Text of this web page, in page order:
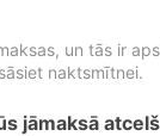
un tās ir
naktsmītnei.
jāmaksā